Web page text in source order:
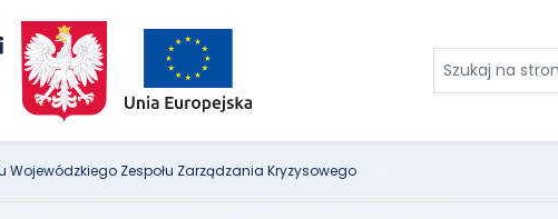
Szukaj
na
Wojewódzkiego Zespołu Zarządzania Kryzysowego